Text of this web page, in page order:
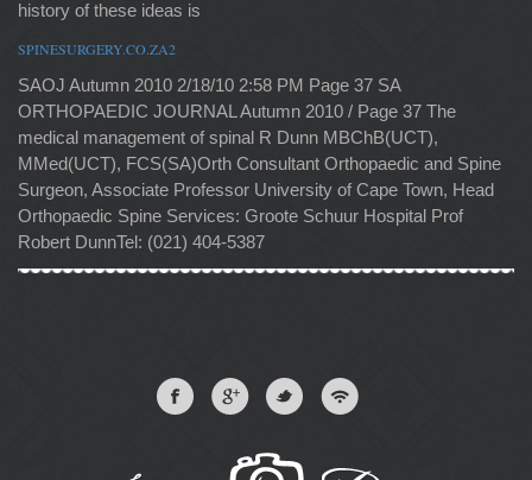
history of these ideas is
SPINESURGERY.CO.ZA2
SAOJ Autumn 2010 2/18/10 2:58 PM Page 37 SA
ORTHOPAEDIC JOURNAL Autumn 2010 / Page 37 The
medical management of spinal R Dunn MBChB(UCT),
MMed(UCT), FCS(SA)Orth Consultant Orthopaedic and Spine
Surgeon, Associate Professor University of Cape Town, Head
Orthopaedic Spine Services: Groote Schuur Hospital Prof
Robert DunnTel: (021) 404-5387